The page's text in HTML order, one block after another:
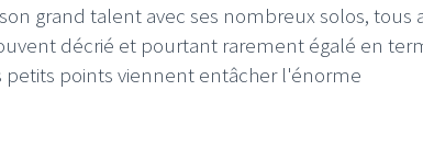
grand talent avec ses nombreux solos, tous
décrié et pourtant rarement égalé en
points viennent entâcher l'énorme